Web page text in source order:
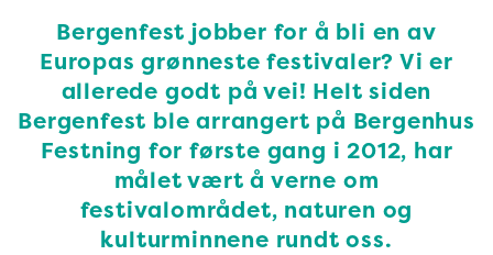
Bergenfest jobber for å bli en av
Europas grønneste festivaler? Vi er
allerede godt på vei! Helt siden
Bergenfest ble arrangert på Bergenhus
Festning for første gang i 2012, har
målet vært å verne om
festivalområdet, naturen og
kulturminnene rundt oss.